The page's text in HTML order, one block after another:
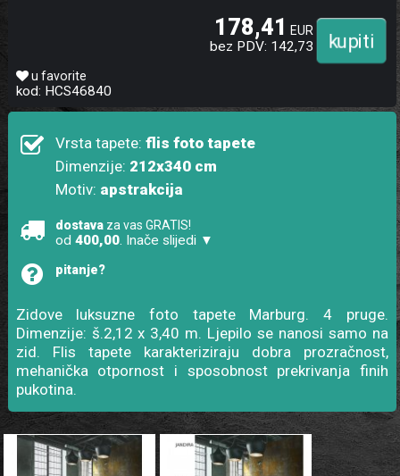
178,41 EUR
bez PDV: 142,73
u favorite
kod: HCS46840
Vrsta tapete:flis foto tapete
Dimenzije: 212x340 cm
Motiv: apstrakcija
dostava za vas GRATIS!
od400,00. Inače slijedi ▼
pitanje?
Zidove luksuzne foto tapete Marburg. 4 pruge.
Dimenzije: š.2,12 x 3,40 m. Ljepilo se nanosi samo na
zid. Flis tapete karakteriziraju dobra prozračnost,
mehanička otpornost i sposobnost prekrivanja finih
pukotina.